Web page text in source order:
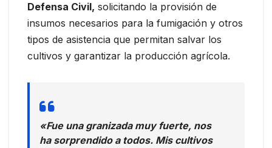
Defensa Civil, solicitando la provisión de
insumos necesarios para la fumigación y otros
tipos de asistencia que permitan salvar los
cultivos y garantizar la producción agrícola.
«Fue una granizada muy fuerte, nos
ha sorprendido a todos. Mis cultivos